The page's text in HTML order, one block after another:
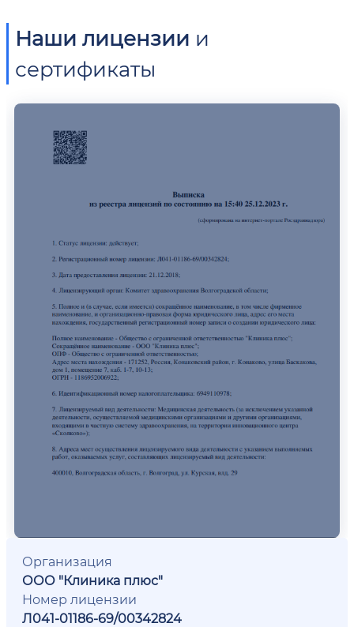
Наши лицензии и
сертификаты
Организация
ООО "Клиника плюс"
Номер лицензии
Л041-01186-69/00342824